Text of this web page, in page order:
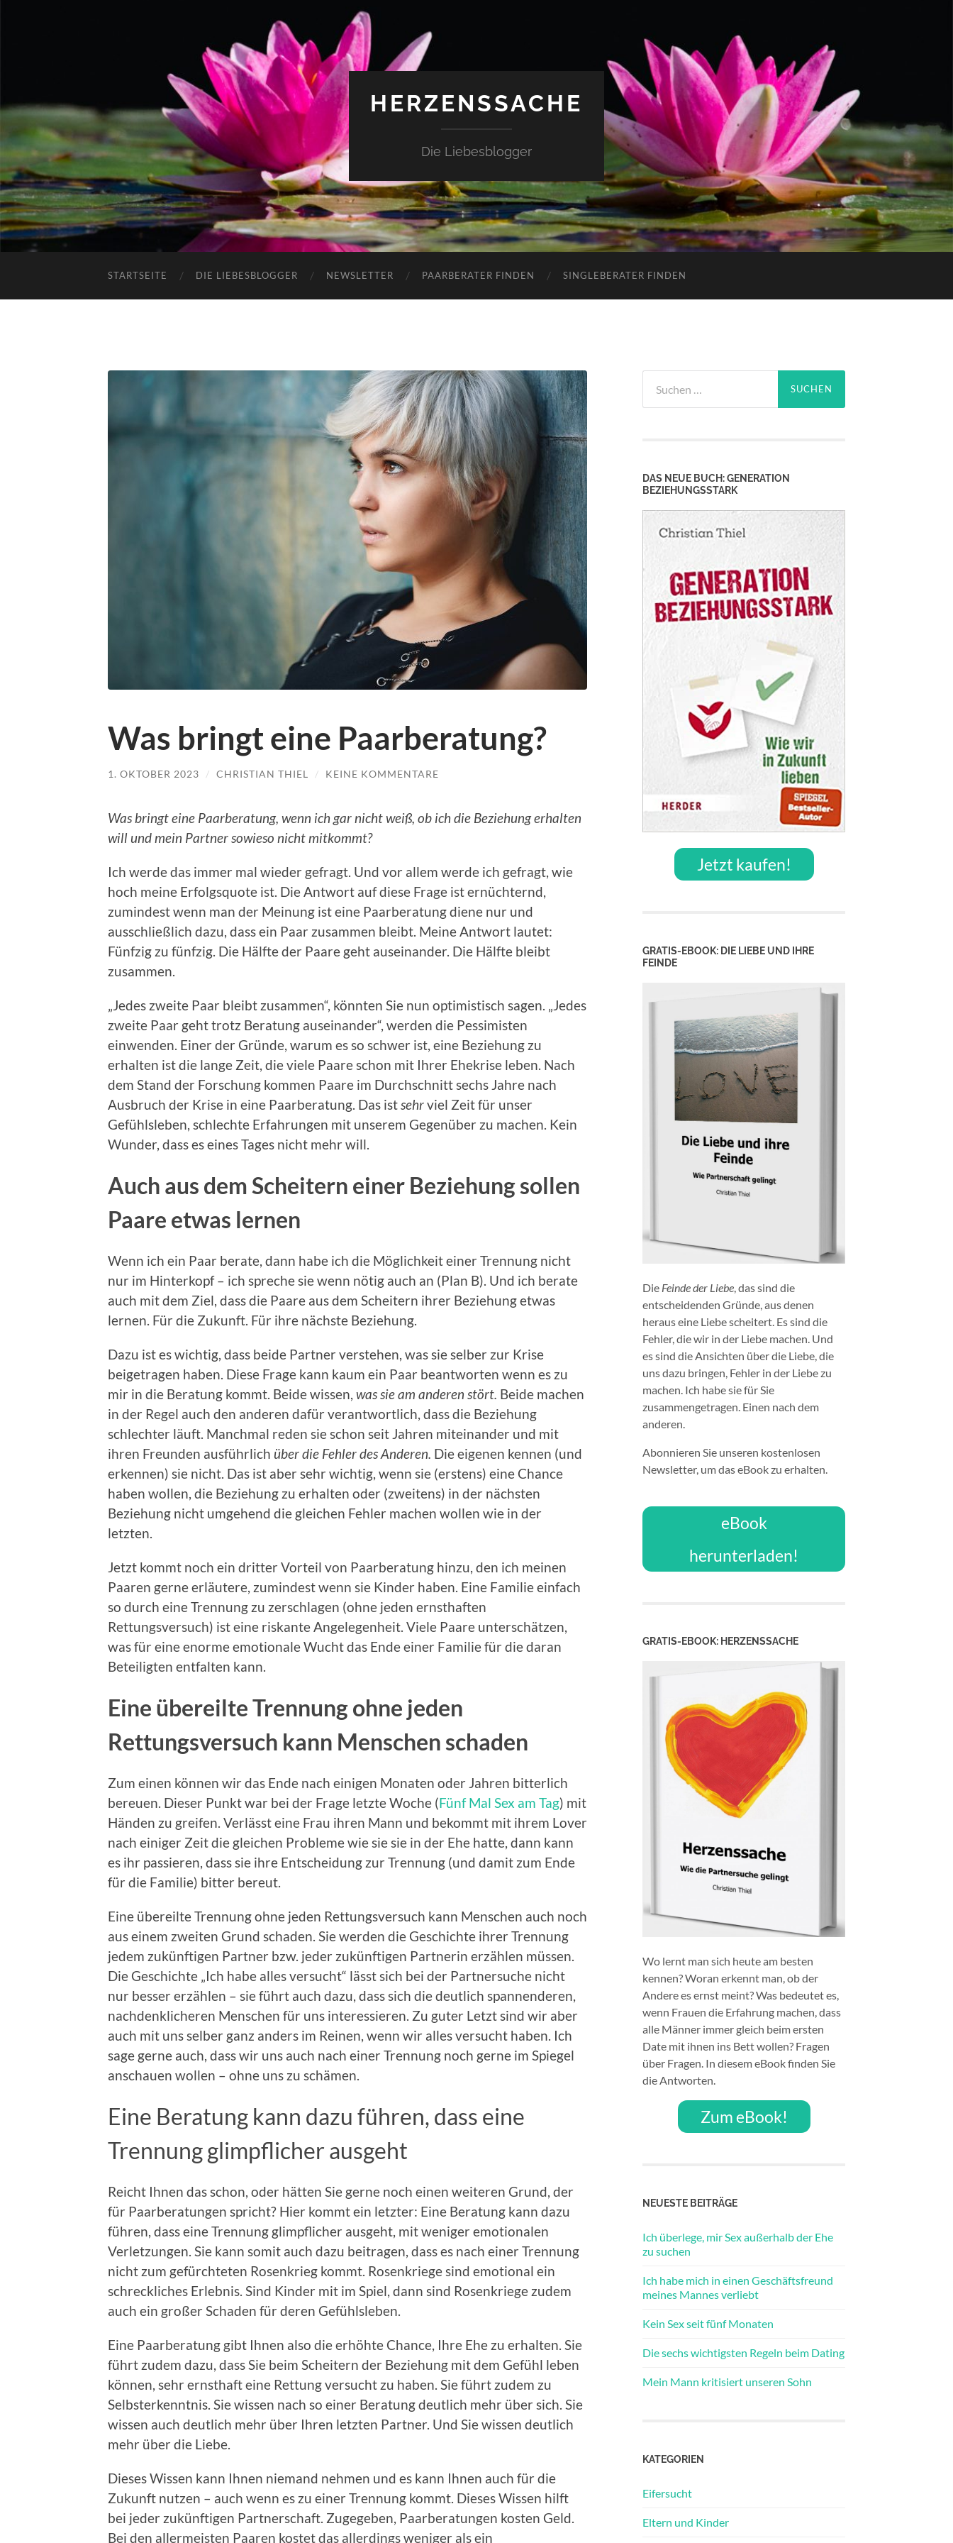
HERZENSSACHE
Die Liebesblogger
STARTSEITE DIE LIEBESBLOGGER NEWSLETTER PAARBERATER FINDEN SINGLEBERATER FINDEN
Was bringt eine Paarberatung?
1. OKTOBER 2023 / CHRISTIAN THIEL / KEINE KOMMENTARE
Was bringt eine Paarberatung, wenn ich gar nicht weiß, ob ich die Beziehung erhalten
will und mein Partner sowieso nicht mitkommt?
Ich werde das immer mal wieder gefragt. Und vor allem werde ich gefragt, wie
hoch meine Erfolgsquote ist. Die Antwort auf diese Frage ist ernüchternd,
zumindest wenn man der Meinung ist eine Paarberatung diene nur und
ausschließlich dazu, dass ein Paar zusammen bleibt. Meine Antwort lautet:
Fünfzig zu fünfzig. Die Hälfte der Paare geht auseinander. Die Hälfte bleibt
zusammen.
„Jedes zweite Paar bleibt zusammen“, könnten Sie nun optimistisch sagen. „Jedes
zweite Paar geht trotz Beratung auseinander“, werden die Pessimisten
einwenden. Einer der Gründe, warum es so schwer ist, eine Beziehung zu
erhalten ist die lange Zeit, die viele Paare schon mit Ihrer Ehekrise leben. Nach
dem Stand der Forschung kommen Paare im Durchschnitt sechs Jahre nach
Ausbruch der Krise in eine Paarberatung. Das istsehrviel Zeit für unser
Gefühlsleben, schlechte Erfahrungen mit unserem Gegenüber zu machen. Kein
Wunder, dass es eines Tages nicht mehr will.
Auch aus dem Scheitern einer Beziehung sollen
Paare etwas lernen
Wenn ich ein Paar berate, dann habe ich die Möglichkeit einer Trennung nicht
nur im Hinterkopf – ich spreche sie wenn nötig auch an (Plan B). Und ich berate
auch mit dem Ziel, dass die Paare aus dem Scheitern ihrer Beziehung etwas
lernen. Für die Zukunft. Für ihre nächste Beziehung.
Dazu ist es wichtig, dass beide Partner verstehen, was sie selber zur Krise
beigetragen haben. Diese Frage kann kaum ein Paar beantworten wenn es zu
mir in die Beratung kommt. Beide wissen, was sie am anderen stört. Beide machen
in der Regel auch den anderen dafür verantwortlich, dass die Beziehung
schlechter läuft. Manchmal reden sie schon seit Jahren miteinander und mit
ihren Freunden ausführlich über die Fehler des Anderen. Die eigenen kennen (und
erkennen) sie nicht. Das ist aber sehr wichtig, wenn sie (erstens) eine Chance
haben wollen, die Beziehung zu erhalten oder (zweitens) in der nächsten
Beziehung nicht umgehend die gleichen Fehler machen wollen wie in der
letzten.
Jetzt kommt noch ein dritter Vorteil von Paarberatung hinzu, den ich meinen
Paaren gerne erläutere, zumindest wenn sie Kinder haben. Eine Familie einfach
so durch eine Trennung zu zerschlagen (ohne jeden ernsthaften
Rettungsversuch) ist eine riskante Angelegenheit. Viele Paare unterschätzen,
was für eine enorme emotionale Wucht das Ende einer Familie für die daran
Beteiligten entfalten kann.
Eine übereilte Trennung ohne jeden
Rettungsversuch kann Menschen schaden
Zum einen können wir das Ende nach einigen Monaten oder Jahren bitterlich
bereuen. Dieser Punkt war bei der Frage letzte Woche (Fünf Mal Sex am Tag) mit
Händen zu greifen. Verlässt eine Frau ihren Mann und bekommt mit ihrem Lover
nach einiger Zeit die gleichen Probleme wie sie sie in der Ehe hatte, dann kann
es ihr passieren, dass sie ihre Entscheidung zur Trennung (und damit zum Ende
für die Familie) bitter bereut.
Eine übereilte Trennung ohne jeden Rettungsversuch kann Menschen auch noch
aus einem zweiten Grund schaden. Sie werden die Geschichte ihrer Trennung
jedem zukünftigen Partner bzw. jeder zukünftigen Partnerin erzählen müssen.
Die Geschichte „Ich habe alles versucht“ lässt sich bei der Partnersuche nicht
nur besser erzählen – sie führt auch dazu, dass sich die deutlich spannenderen,
nachdenklicheren Menschen für uns interessieren. Zu guter Letzt sind wir aber
auch mit uns selber ganz anders im Reinen, wenn wir alles versucht haben. Ich
sage gerne auch, dass wir uns auch nach einer Trennung noch gerne im Spiegel
anschauen wollen – ohne uns zu schämen.
Eine Beratung kann dazu führen, dass eine
Trennung glimpflicher ausgeht
Reicht Ihnen das schon, oder hätten Sie gerne noch einen weiteren Grund, der
für Paarberatungen spricht? Hier kommt ein letzter: Eine Beratung kann dazu
führen, dass eine Trennung glimpflicher ausgeht, mit weniger emotionalen
Verletzungen. Sie kann somit auch dazu beitragen, dass es nach einer Trennung
nicht zum gefürchteten Rosenkrieg kommt. Rosenkriege sind emotional ein
schreckliches Erlebnis. Sind Kinder mit im Spiel, dann sind Rosenkriege zudem
auch ein großer Schaden für deren Gefühlsleben.
Eine Paarberatung gibt Ihnen also die erhöhte Chance, Ihre Ehe zu erhalten. Sie
führt zudem dazu, dass Sie beim Scheitern der Beziehung mit dem Gefühl leben
können, sehr ernsthaft eine Rettung versucht zu haben. Sie führt zudem zu
Selbsterkenntnis. Sie wissen nach so einer Beratung deutlich mehr über sich. Sie
wissen auch deutlich mehr über Ihren letzten Partner. Und Sie wissen deutlich
mehr über die Liebe.
Dieses Wissen kann Ihnen niemand nehmen und es kann Ihnen auch für die
Zukunft nutzen – auch wenn es zu einer Trennung kommt. Dieses Wissen hilft
bei jeder zukünftigen Partnerschaft. Zugegeben, Paarberatungen kosten Geld.
Bei den allermeisten Paaren kostet das allerdings weniger als ein
nach:
DAS NEUE BUCH: GENERATION
BEZIEHUNGSSTARK
Jetzt kaufen!
GRATIS-EBOOK: DIE LIEBE UND IHRE
FEINDE
Die Feinde der Liebe , das sind die
entscheidenden Gründe, aus denen
heraus eine Liebe scheitert. Es sind die
Fehler, die wir in der Liebe machen. Und
es sind die Ansichten über die Liebe, die
uns dazu bringen, Fehler in der Liebe zu
machen. Ich habe sie für Sie
zusammengetragen. Einen nach dem
anderen.
Abonnieren Sie unseren kostenlosen
Newsletter, um das eBook zu erhalten.
eBook
herunterladen!
GRATIS-EBOOK: HERZENSSACHE
Wo lernt man sich heute am besten
kennen? Woran erkennt man, ob der
Andere es ernst meint? Was bedeutet es,
wenn Frauen die Erfahrung machen, dass
alle Männer immer gleich beim ersten
Date mit ihnen ins Bett wollen? Fragen
über Fragen. In diesem eBook finden Sie
die Antworten.
Zum eBook!
NEUESTE BEITRÄGE
Ich überlege, mir Sex außerhalb der Ehe
zu suchen
Ich habe mich in einen Geschäftsfreund
meines Mannes verliebt
Kein Sex seit fünf Monaten
Die sechs wichtigsten Regeln beim Dating
Mein Mann kritisiert unseren Sohn
KATEGORIEN
Eifersucht
Eltern und Kinder